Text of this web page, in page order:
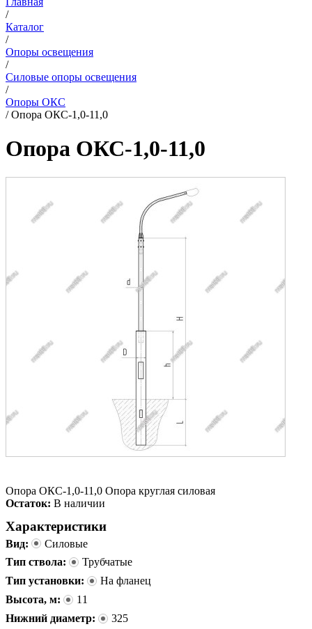
/
Каталог
/
Опоры освещения
/
Силовые опоры освещения
/
Опоры ОКС
/Опора ОКС-1,0-11,0
Опора ОКС-1,0-11,0
Опора ОКС-1,0-11,0 Опора круглая силовая
Остаток: В наличии
Характеристики
Вид:
Силовые
Тип ствола:
Трубчатые
Тип установки:
На фланец
Высота, м:
11
Нижний диаметр:
325